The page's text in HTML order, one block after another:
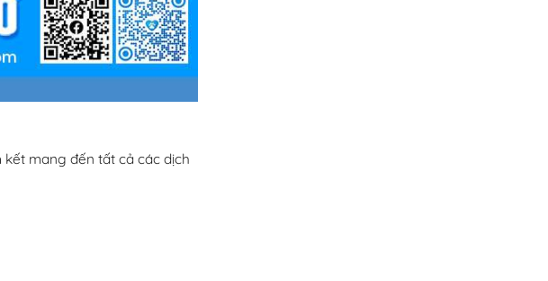
mang đến tất cả các dịch